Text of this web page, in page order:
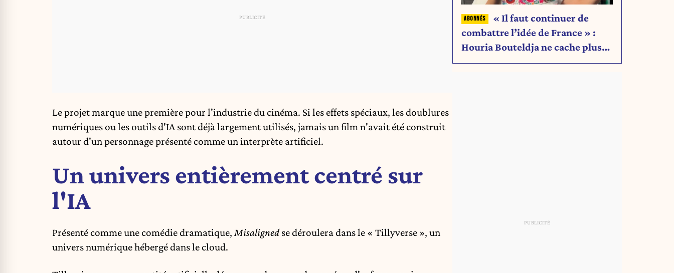
Le projet marque une première pour l'industrie du cinéma. Si les effets spéciaux, les doublures
numériques ou les outils d'IA sont déjà largement utilisés, jamais un film n'avait été construit
autour d'un personnage présenté comme un interprète artificiel.
Un univers entièrement centré sur
l'IA
Présenté comme une comédie dramatique, Misalignedse déroulera dans le « Tillyverse », un
univers numérique hébergé dans le cloud.
« Il faut continuer de
combattre l’idée de France » :
Houria Bouteldja ne cache plus
rien de son projet